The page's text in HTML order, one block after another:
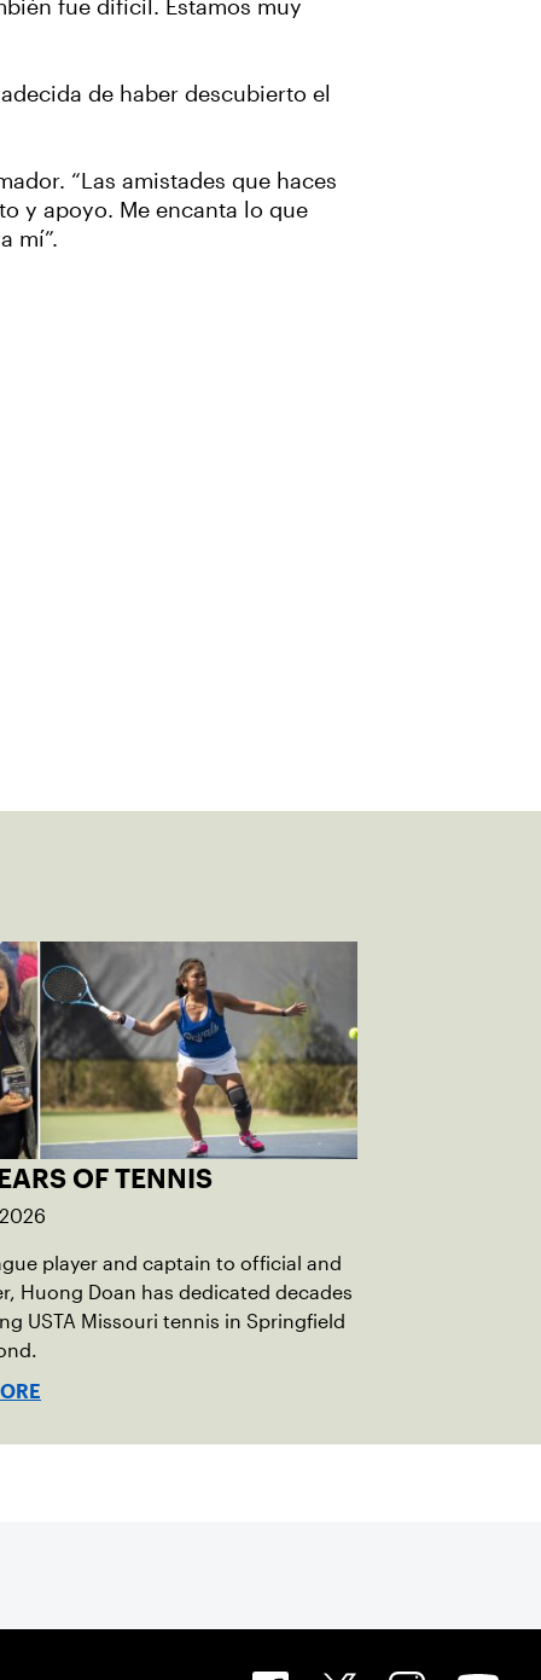
fue difícil. Estamos muy
de haber descubierto el
“Las amistades que haces
y apoyo. Me encanta lo que
mí”.
OF TENNIS
player and captain to official and
Huong Doan has dedicated decades
USTA Missouri tennis in Springfield